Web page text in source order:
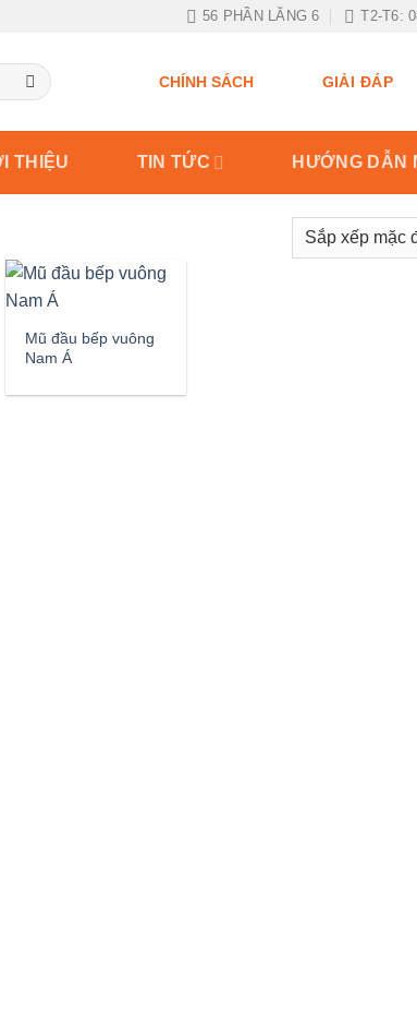
56 PHẦN LĂNG 6 T2-T6:
CHÍNH SÁCH GIẢI ĐÁP
THIỆU TIN TỨC HƯỚNG DẪN
Mũ đầu bếp vuông
Nam Á